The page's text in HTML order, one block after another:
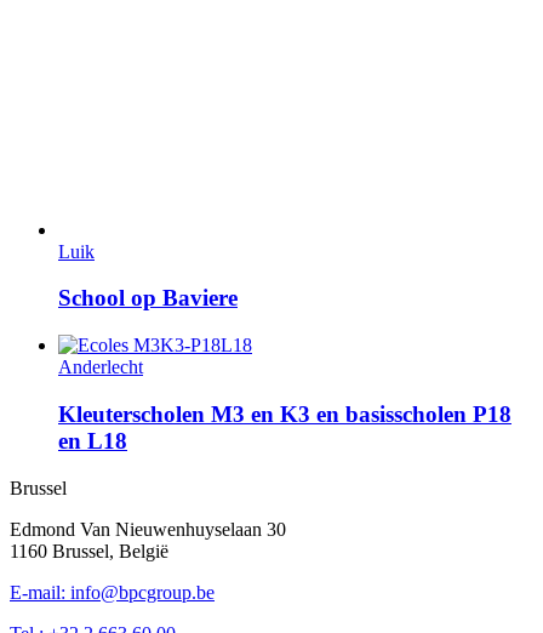
Luik
School op Baviere
Anderlecht
Kleuterscholen M3 en K3 en basisscholen P18
en L18
Brussel
Edmond Van Nieuwenhuyselaan 30
1160 Brussel, België
E-mail: info@bpcgroup.be